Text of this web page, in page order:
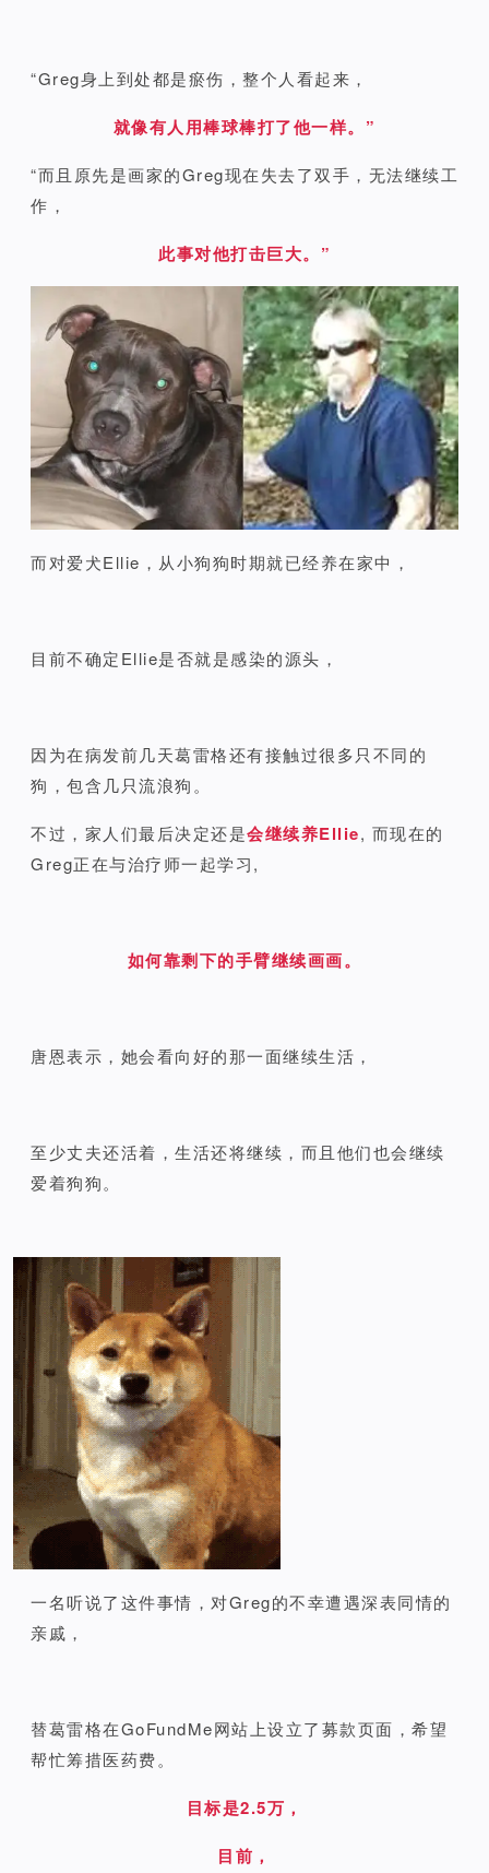
“Greg身上到处都是瘀伤，整个人看起来，
就像有人用棒球棒打了他一样。”
“而且原先是画家的Greg现在失去了双手，无法继续工
作，
此事对他打击巨大。”
而对爱犬Ellie，从小狗狗时期就已经养在家中，
目前不确定Ellie是否就是感染的源头，
因为在病发前几天葛雷格还有接触过很多只不同的
狗，包含几只流浪狗。
不过，家人们最后决定还是会继续养Ellie, 而现在的
Greg正在与治疗师一起学习,
如何靠剩下的手臂继续画画。
唐恩表示，她会看向好的那一面继续生活，
至少丈夫还活着，生活还将继续，而且他们也会继续
爱着狗狗。
一名听说了这件事情，对Greg的不幸遭遇深表同情的
亲戚，
替葛雷格在GoFundMe网站上设立了募款页面，希望
帮忙筹措医药费。
目标是2.5万，
目前，